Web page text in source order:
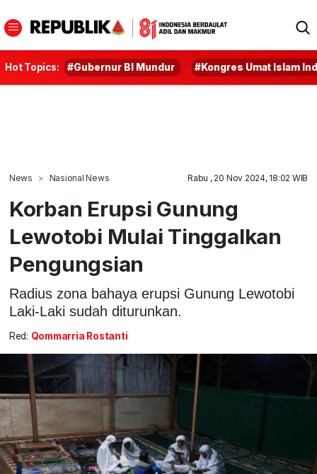
Hot Topics: #Gubernur BI Mundur #Kongres Umat Islam
News Nasional News Rabu , 20 Nov 2024, 18:02 WIB
Korban Erupsi Gunung
Lewotobi Mulai Tinggalkan
Pengungsian
Radius zona bahaya erupsi Gunung Lewotobi
Laki-Laki sudah diturunkan.
Red: Qommarria Rostanti